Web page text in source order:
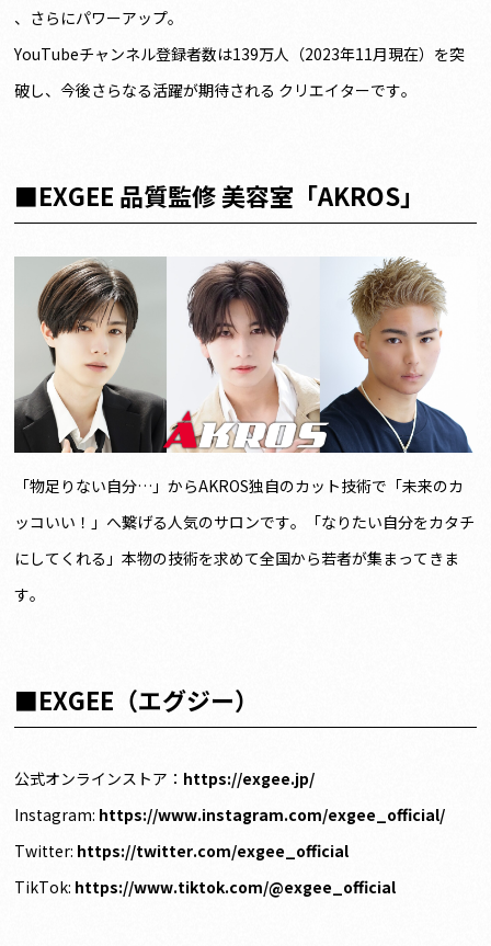
、さらにパワーアップ。
YouTubeチャンネル登録者数は139万人（2023年11月現在）を突
破し、今後さらなる活躍が期待される クリエイターです。
■EXGEE 品質監修 美容室「AKROS」
「物足りない自分…」からAKROS独自のカット技術で「未来のカ
ッコいい！」へ繋げる人気のサロンです。「なりたい自分をカタチ
にしてくれる」本物の技術を求めて全国から若者が集まってきま
す。
■EXGEE（エグジー）
公式オンラインストア： https://exgee.jp/
Instagram: https://www.instagram.com/exgee_official/
Twitter: https://twitter.com/exgee_official
TikTok: https://www.tiktok.com/@exgee_official